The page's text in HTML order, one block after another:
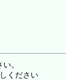
。
ください